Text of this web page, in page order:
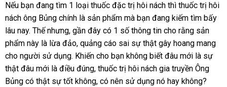
truyền
Ông
Bủng
chữa
trị
tại
nhà
Nếu bạn đang tìm 1 loại thuốc đặc trị hôi nách thì thuốc trị hôi
nách ông Bủng chính là sản phẩm mà bạn đang kiếm tìm bấy
lâu nay. Thế nhưng, gần đây có 1 số thông tin cho rằng sản
phẩm này là lừa đảo, quảng cáo sai sự thật gây hoang mang
cho người sử dụng. Khiến cho bạn không biết đâu mới là sự
thật đâu mới là điều đúng, thuốc trị hôi nách gia truyền Ông
Bủng có thật sự tốt không, có nên sử dụng nó hay không?